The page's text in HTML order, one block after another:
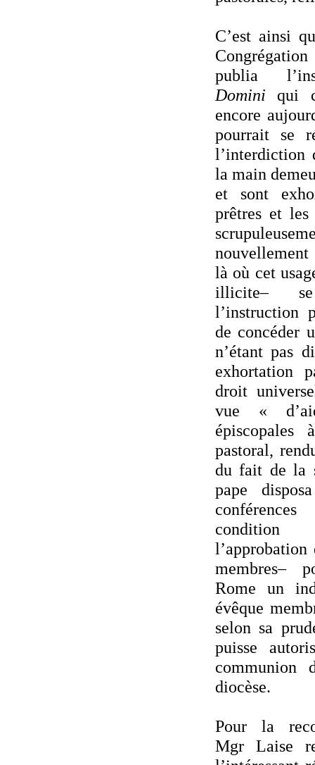
C’est ainsi
publia
Domini qui
encore
pourrait se
l’interdiction
la main
et sont
prêtres et
nouvellement
là où cet
illicite–
l’instruction
de concéder
n’étant pas
exhortation
droit
vue «
pastoral,
du fait de la
pape
membres–
Rome un
évêque
selon sa
puisse
communion
diocèse.
Pour la
Mgr Laise